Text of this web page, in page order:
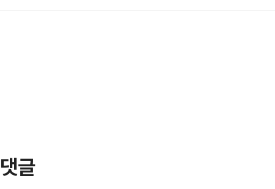
부는 북부 지역의 모든 학교에 휴교
댓글